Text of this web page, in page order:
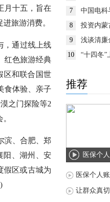
月十五，旨在
旅游消费。
，通过线上线
红色旅游经典
区和联合国世
食体验、亲子
之门探险等2
滨、合肥、郑
阳、湖州、安
假区或古城为
益保护监管评
7
中国电科
8
投资内蒙
9
浅谈清廉
10
“十四冬”
推荐
医保个
省共济
医保个人
让群众真